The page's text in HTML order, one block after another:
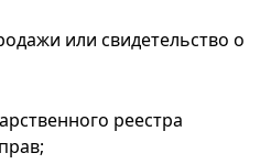
или свидетельство о
реестра